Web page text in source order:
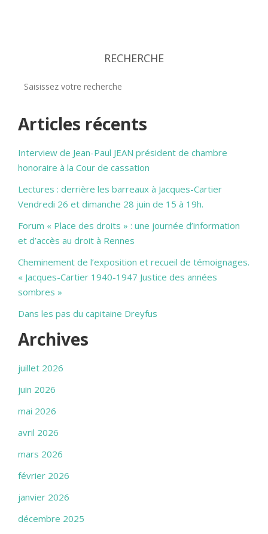
RECHERCHE
Articles récents
Interview de Jean-Paul JEAN président de chambre
honoraire à la Cour de cassation
Lectures : derrière les barreaux à Jacques-Cartier
Vendredi 26 et dimanche 28 juin de 15 à 19h.
Forum « Place des droits » : une journée d’information
et d’accès au droit à Rennes
Cheminement de l’exposition et recueil de témoignages.
« Jacques-Cartier 1940-1947 Justice des années
sombres »
Dans les pas du capitaine Dreyfus
Archives
juillet 2026
juin 2026
mai 2026
avril 2026
mars 2026
février 2026
janvier 2026
décembre 2025